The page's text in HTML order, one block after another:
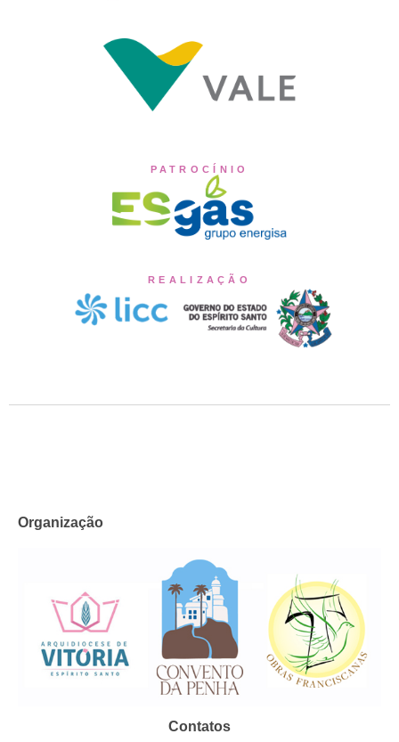
PATROCÍNIO
REALIZAÇÃO
Organização
Contatos